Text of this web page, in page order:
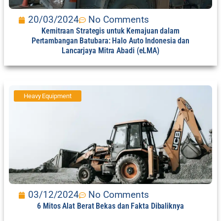
20/03/2024 No Comments
Kemitraan Strategis untuk Kemajuan dalam
Pertambangan Batubara: Halo Auto Indonesia dan
Lancarjaya Mitra Abadi (eLMA)
Heavy Equipment
03/12/2024 No Comments
6 Mitos Alat Berat Bekas dan Fakta Dibaliknya